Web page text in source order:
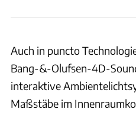
Auch in puncto
Bang-&-Olufsen-4D-
interaktive
Maßstäbe im